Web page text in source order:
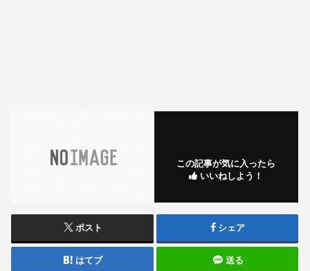
この記事が気に入ったら
いいねしよう！
ポスト シェア
はてブ 送る